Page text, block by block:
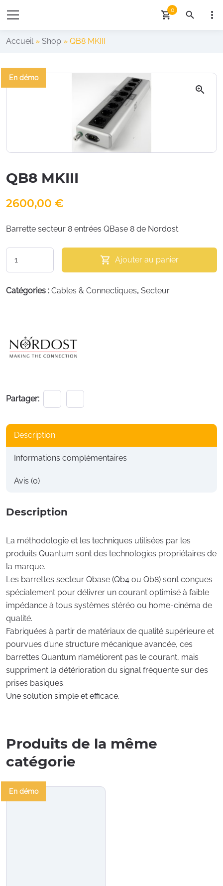
shopping_cart0 search more_vert
Accueil» Shop » QB8 MKIII
🔍
En démo
QB8 MKIII
2600,00 €
Barrette secteur 8 entrées QBase 8 de Nordost.
MKIII
Ajouter au panier
Catégories : Cables & Connectiques, Secteur
Partager:
Description
Informations complémentaires
Avis (0)
Description
La méthodologie et les techniques utilisées par les
produits Quantum sont des technologies propriétaires de
la marque.
Les barrettes secteur Qbase (Qb4 ou Qb8) sont conçues
spécialement pour délivrer un courant optimisé à faible
impédance à tous systèmes stéréo ou home-cinéma de
qualité.
Fabriquées à partir de matériaux de qualité supérieure et
pourvues d’une structure mécanique avancée, ces
barrettes Quantum n’améliorent pas le courant, mais
suppriment la détérioration du signal fréquente sur des
prises basiques.
Une solution simple et efficace.
Produits de la même
catégorie
En démo